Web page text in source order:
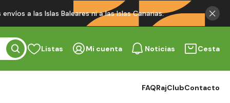
a las Islas Baleares ni a las Islas Canarias.
Listas Mi cuenta Noticias Cesta
FAQRajClubContacto